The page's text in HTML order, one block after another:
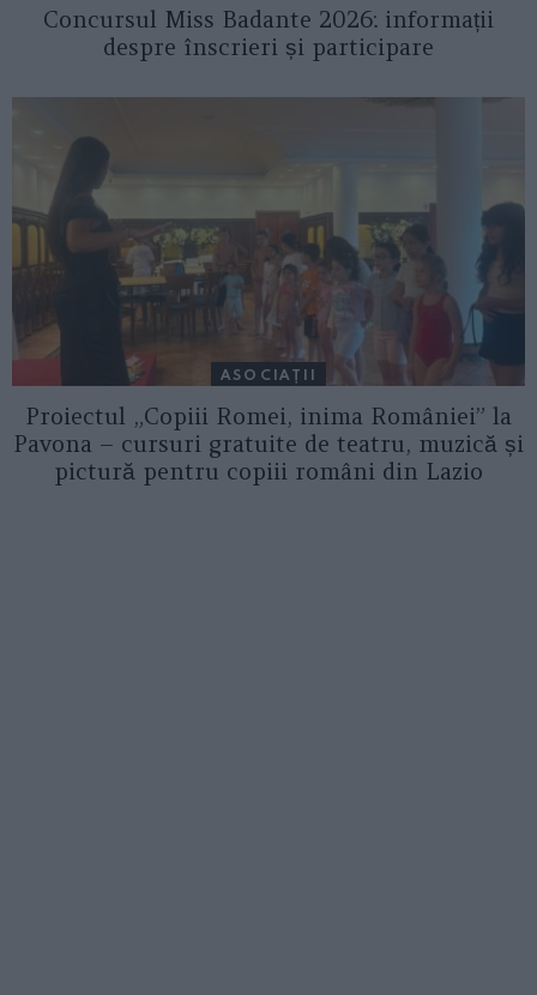
Concursul Miss Badante 2026: informații
despre înscrieri și participare
ASOCIAŢII
Proiectul „Copiii Romei, inima României” la
Pavona – cursuri gratuite de teatru, muzică și
pictură pentru copiii români din Lazio